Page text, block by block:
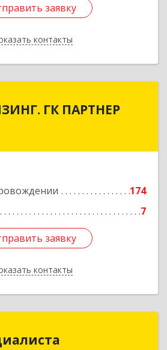
заявку
контакты
заявку
Назад
ГК ПАРТНЕР
174
7
заявку
контакты
ГК ПАРТНЕР
заявку
Назад